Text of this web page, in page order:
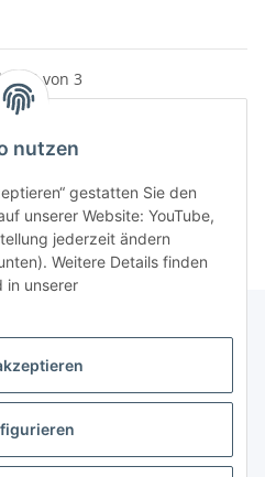
1 - 3 von 3
nutzen
gestatten Sie den
unserer Website: YouTube,
jederzeit ändern
Weitere Details finden
in unserer